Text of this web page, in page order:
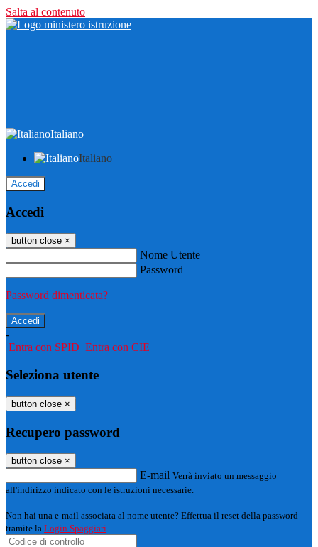
Salta al contenuto
Italiano
Italiano
Accedi
Accedi
button close ×
Nome Utente
Password
Password dimenticata?
-
Entra con SPID Entra con CIE
Seleziona utente
button close ×
Recupero password
button close ×
E-mail Verrà inviato un messaggio
all'indirizzo indicato con le istruzioni necessarie.
Non hai una e-mail associata al nome utente? Effettua il reset della password
tramite la Login Spaggiari